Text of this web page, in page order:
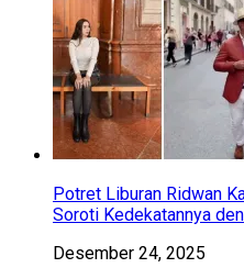
Potret Liburan Ridwan
Soroti Kedekatannya
Desember 24, 2025